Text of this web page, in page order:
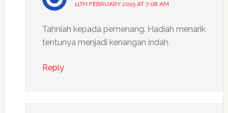
11TH FEBRUARY 2015 AT 7:08 AM
Tahniah kepada pemenang. Hadiah menarik
tentunya menjadi kenangan indah.
Reply